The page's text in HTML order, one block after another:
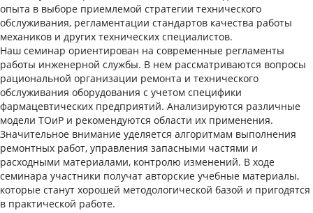
опыта в выборе приемлемой стратегии технического
обслуживания, регламентации стандартов качества работы
механиков и других технических специалистов.
Наш семинар ориентирован на современные регламенты
работы инженерной службы. В нем рассматриваются вопросы
рациональной организации ремонта и технического
обслуживания оборудования с учетом специфики
фармацевтических предприятий. Анализируются различные
модели ТОиР и рекомендуются области их применения.
Значительное внимание уделяется алгоритмам выполнения
ремонтных работ, управления запасными частями и
расходными материалами, контролю изменений. В ходе
семинара участники получат авторские учебные материалы,
которые станут хорошей методологической базой и пригодятся
в практической работе.